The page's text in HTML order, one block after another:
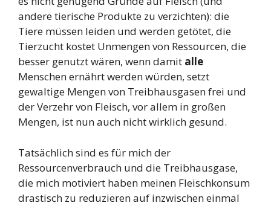
andere tierische Produkte zu verzichten): die
Tiere müssen leiden und werden getötet, die
Tierzucht kostet Unmengen von Ressourcen, die
besser genutzt wären, wenn damit alle
Menschen ernährt werden würden, setzt
gewaltige Mengen von Treibhausgasen frei und
der Verzehr von Fleisch, vor allem in großen
Mengen, ist nun auch nicht wirklich gesund.
Tatsächlich sind es für mich der
Ressourcenverbrauch und die Treibhausgase,
die mich motiviert haben meinen Fleischkonsum
drastisch zu reduzieren auf inzwischen einmal